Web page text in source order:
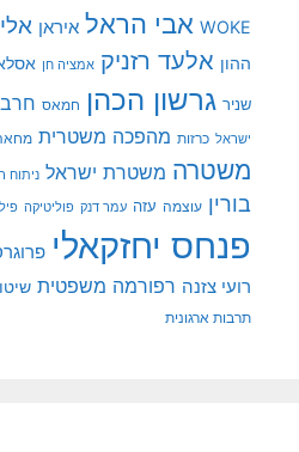
WOKE אבי הראל איראן
ההון אלעד רזניק אמציה חן
שניר גרשון הכהן חמאס
ישראל כרזות מהפכה משטרית
משטרה משטרת ישראל ניתוח
בורין עוצמה עזה עמר דנק פוליטיקה
פנחס יחזקאלי
רועי צזנה רפורמה משפטית
תרבות ארגונית